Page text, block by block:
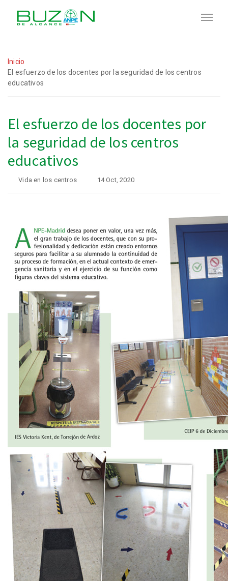
Inicio
El esfuerzo de los docentes por la seguridad de los centros
educativos
El esfuerzo de los docentes por
la seguridad de los centros
educativos
Vida en los centros 14 Oct, 2020